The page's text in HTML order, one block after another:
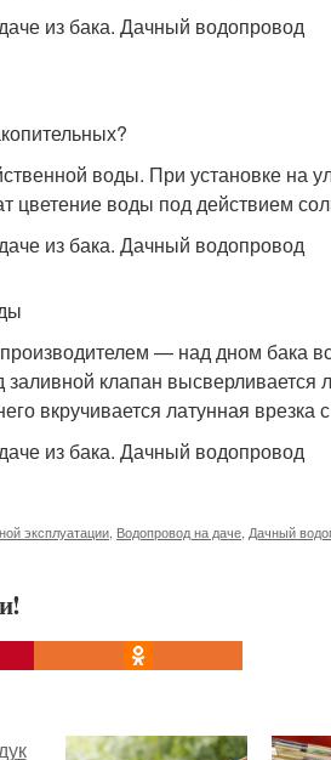
воды. При установке на
цветение воды под действием
— над дном бака
заливной клапан
вкручивается латунная врезка
эксплуатации Водопровод на даче Дачный